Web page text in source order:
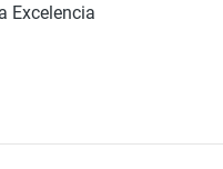
Excelencia